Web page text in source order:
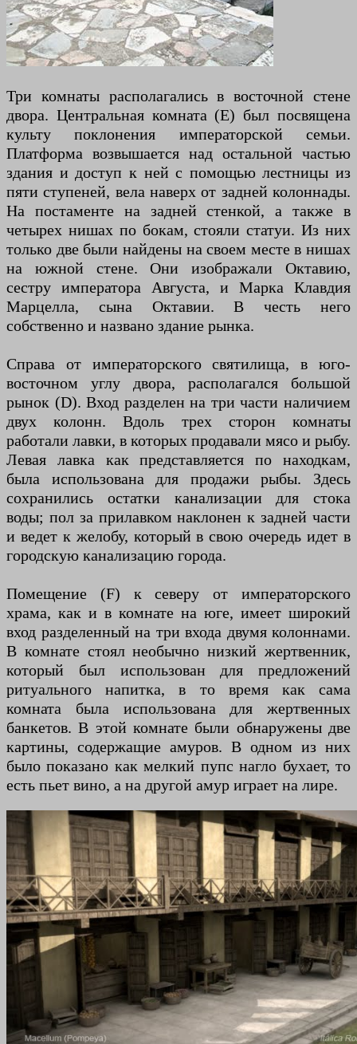
Три комнаты располагались в восточной стене
двора. Центральная комната (E) был посвящена
культу поклонения императорской семьи.
Платформа возвышается над остальной частью
здания и доступ к ней с помощью лестницы из
пяти ступеней, вела наверх от задней колоннады.
На постаменте на задней стенкой, а также в
четырех нишах по бокам, стояли статуи. Из них
только две были найдены на своем месте в нишах
на южной стене. Они изображали Октавию,
сестру императора Августа, и Марка Клавдия
Марцелла, сына Октавии. В честь него
собственно и названо здание рынка.
Справа от императорского святилища, в юго-
восточном углу двора, располагался большой
рынок (D). Вход разделен на три части наличием
двух колонн. Вдоль трех сторон комнаты
работали лавки, в которых продавали мясо и рыбу.
Левая лавка как представляется по находкам,
была использована для продажи рыбы. Здесь
сохранились остатки канализации для стока
воды; пол за прилавком наклонен к задней части
и ведет к желобу, который в свою очередь идет в
городскую канализацию города.
Помещение (F) к северу от императорского
храма, как и в комнате на юге, имеет широкий
вход разделенный на три входа двумя колоннами.
В комнате стоял необычно низкий жертвенник,
который был использован для предложений
ритуального напитка, в то время как сама
комната была использована для жертвенных
банкетов. В этой комнате были обнаружены две
картины, содержащие амуров. В одном из них
было показано как мелкий пупс нагло бухает, то
есть пьет вино, а на другой амур играет на лире.